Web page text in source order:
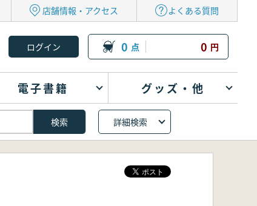
店舗情報・アクセス よくある質問
0 点 0 円
電子書籍 グッズ・他
詳細検索